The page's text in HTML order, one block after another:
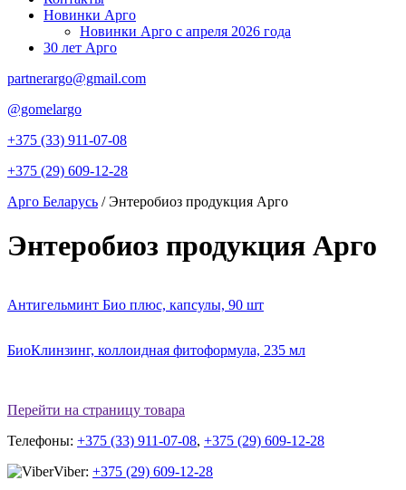
Новинки Арго
Новинки Арго с апреля 2026 года
30 лет Арго
partnerargo@gmail.com
@gomelargo
+375 (33) 911-07-08
+375 (29) 609-12-28
Арго Беларусь /Энтеробиоз продукция Арго
Энтеробиоз продукция Арго
Антигельминт Био плюс, капсулы, 90 шт
БиоКлинзинг, коллоидная фитоформула, 235 мл
Перейти на страницу товара
Телефоны: +375 (33) 911-07-08, +375 (29) 609-12-28
Viber: +375 (29) 609-12-28